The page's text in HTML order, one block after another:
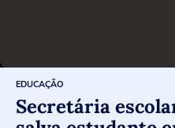
EDUCAÇÃO
Secretária